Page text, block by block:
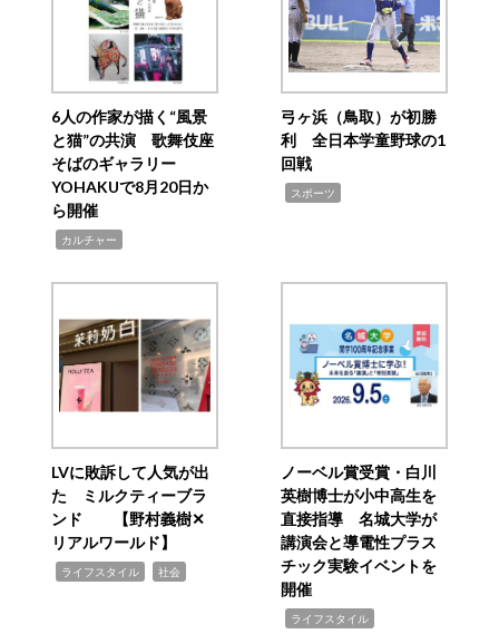
6人の作家が描く“風景
と猫”の共演 歌舞伎座
そばのギャラリー
YOHAKUで8月20日か
ら開催
カルチャー
弓ヶ浜（鳥取）が初勝
利 全日本学童野球の1
回戦
スポーツ
LVに敗訴して人気が出
た ミルクティーブラ
ンド 【野村義樹✕
リアルワールド】
ライフスタイル 社会
ノーベル賞受賞・白川
英樹博士が小中高生を
直接指導 名城大学が
講演会と導電性プラス
チック実験イベントを
開催
ライフスタイル